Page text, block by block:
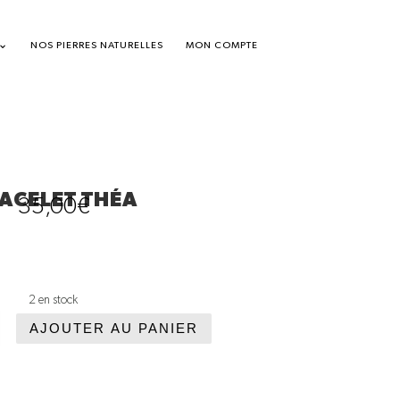
NOS PIERRES NATURELLES MON COMPTE
THÉA
35,00€
2 en stock
AJOUTER AU PANIER